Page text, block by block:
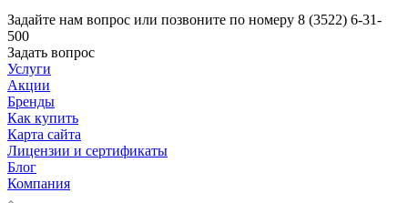
Задайте нам вопрос или позвоните по номеру 8 (3522) 6-31-
500
Задать вопрос
Услуги
Акции
Бренды
Как купить
Карта сайта
Лицензии и сертификаты
Блог
Компания